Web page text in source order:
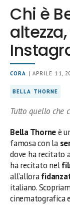
Chi è
CORA | APRILE 11,
BELLA THORNE
Tutto quello che
Bella Thorneè
famosa con la
dove ha recitato
ha recitato nel
all’allora
italiano.
cinematografica